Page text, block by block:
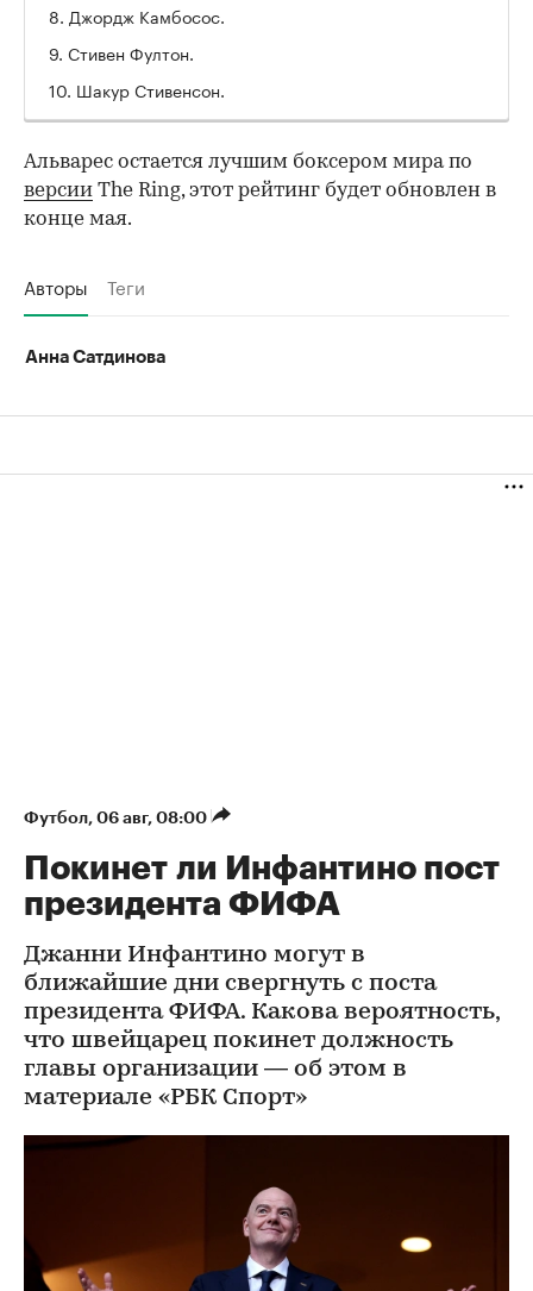
8. Джордж Камбосос.
9. Стивен Фултон.
10. Шакур Стивенсон.
Альварес остается лучшим боксером мира по
версии The Ring, этот рейтинг будет обновлен в
конце мая.
Авторы Теги
Анна Сатдинова
Футбол 06 авг, 08:00
Покинет ли Инфантино пост
президента ФИФА
Джанни Инфантино могут в
ближайшие дни свергнуть с поста
президента ФИФА. Какова вероятность,
что швейцарец покинет должность
главы организации — об этом в
материале «РБК Спорт»